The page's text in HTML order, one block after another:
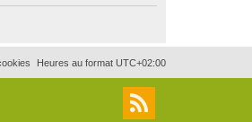
Heures au format UTC+02:00